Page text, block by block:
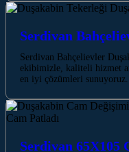
Serdivan
Serdivan Bahçelievler
ekibimizle, kaliteli hizmet
en iyi çözümleri sunuyoruz.
Serdivan 65X105